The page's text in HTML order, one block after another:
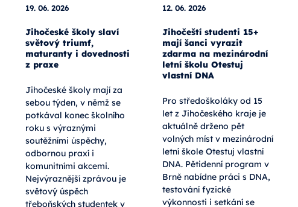
19. 06. 2026
Jihočeské školy slaví
světový triumf,
maturanty i dovednosti
z praxe
Jihočeské školy mají za
sebou týden, v němž se
potkával konec školního
roku s výraznými
soutěžními úspěchy,
odbornou praxí i
komunitními akcemi.
Nejvýraznější zprávou je
světový úspěch
12. 06. 2026
Jihočeští studenti 15+
mají šanci vyrazit
zdarma na mezinárodní
letní školu Otestuj
vlastní DNA
Pro středoškoláky od 15
let z Jihočeského kraje je
aktuálně drženo pět
volných míst v mezinárodní
letní škole Otestuj vlastní
DNA. Pětidenní program v
Brně nabídne práci s DNA,
testování fyzické
výkonnosti i setkání se